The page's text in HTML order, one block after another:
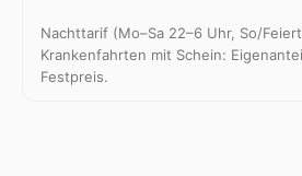
Nachttarif (Mo–Sa 22–6 Uhr, So/
Krankenfahrten mit Schein:
Festpreis.